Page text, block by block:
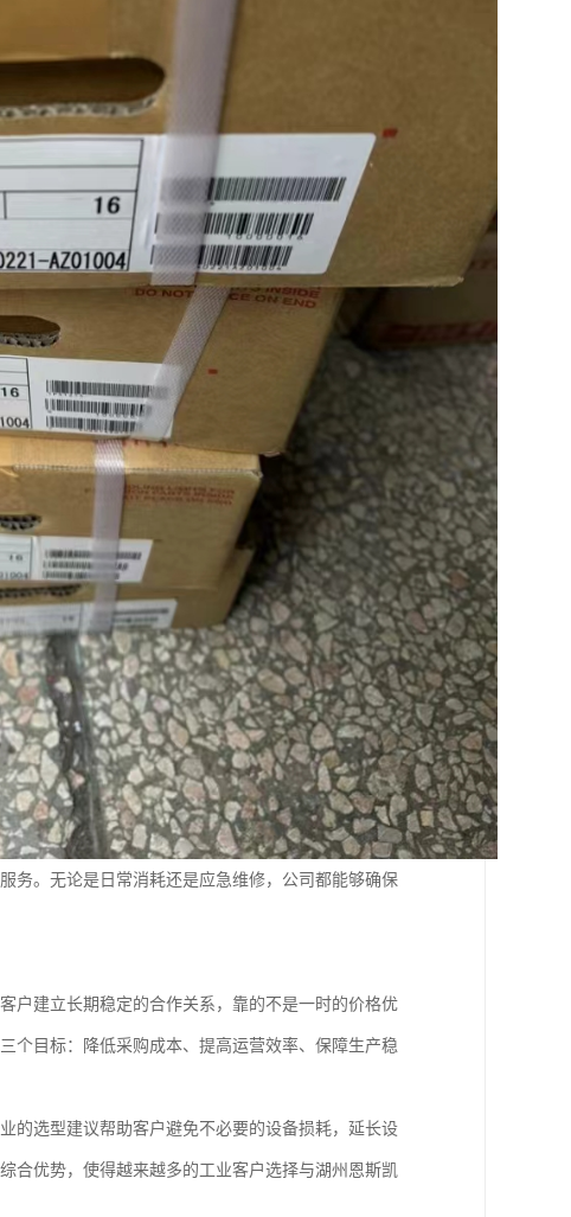
务。无论是日常消耗还是应急维修，公司都能够确保
户建立长期稳定的合作关系，靠的不是一时的价格优
个目标：降低采购成本、提高运营效率、保障生产稳
的选型建议帮助客户避免不必要的设备损耗，延长设
合优势，使得越来越多的工业客户选择与湖州恩斯凯